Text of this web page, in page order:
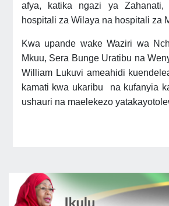
afya, katika ngazi ya
hospitali za Wilaya na hospitali za
Kwa upande wake Waziri wa
Mkuu, Sera Bunge Uratibu na
William Lukuvi ameahidi
kamati kwa ukaribu na kufanyia
ushauri na maelekezo